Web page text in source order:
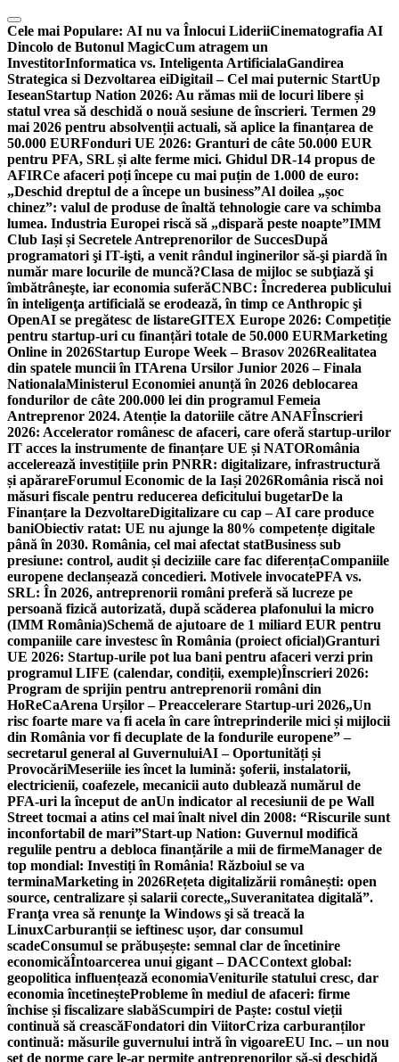
Skip
to
content
Cele mai Populare: AI nu va Înlocui LideriiCinematografia AI
Dincolo de Butonul MagicCum atragem un
InvestitorInformatica vs. Inteligenta ArtificialaGandirea
Strategica si Dezvoltarea eiDigitail – Cel mai puternic StartUp
IeseanStartup Nation 2026: Au rămas mii de locuri libere și
statul vrea să deschidă o nouă sesiune de înscrieri. Termen 29
mai 2026 pentru absolvenții actuali, să aplice la finanțarea de
50.000 EURFonduri UE 2026: Granturi de câte 50.000 EUR
pentru PFA, SRL și alte ferme mici. Ghidul DR-14 propus de
AFIRCe afaceri poți începe cu mai puțin de 1.000 de euro:
„Deschid dreptul de a începe un business”Al doilea „șoc
chinez”: valul de produse de înaltă tehnologie care va schimba
lumea. Industria Europei riscă să „dispară peste noapte”IMM
Club Iași și Secretele Antreprenorilor de SuccesDupă
programatori şi IT-işti, a venit rândul inginerilor să-şi piardă în
număr mare locurile de muncă?Clasa de mijloc se subţiază şi
îmbătrâneşte, iar economia suferăCNBC: Încrederea publicului
în inteligenţa artificială se erodează, în timp ce Anthropic şi
OpenAI se pregătesc de listareGITEX Europe 2026: Competiție
pentru startup-uri cu finanțări totale de 50.000 EURMarketing
Online in 2026Startup Europe Week – Brasov 2026Realitatea
din spatele muncii în ITArena Ursilor Junior 2026 – Finala
NationalaMinisterul Economiei anunță în 2026 deblocarea
fondurilor de câte 200.000 lei din programul Femeia
Antreprenor 2024. Atenție la datoriile către ANAFÎnscrieri
2026: Accelerator românesc de afaceri, care oferă startup-urilor
IT acces la instrumente de finanțare UE și NATORomânia
accelerează investițiile prin PNRR: digitalizare, infrastructură
și apărareForumul Economic de la Iași 2026România riscă noi
măsuri fiscale pentru reducerea deficitului bugetarDe la
Finanțare la DezvoltareDigitalizare cu cap – AI care produce
baniObiectiv ratat: UE nu ajunge la 80% competențe digitale
până în 2030. România, cel mai afectat statBusiness sub
presiune: control, audit și deciziile care fac diferențaCompaniile
europene declanșează concedieri. Motivele invocatePFA vs.
SRL: În 2026, antreprenorii români preferă să lucreze pe
persoană fizică autorizată, după scăderea plafonului la micro
(IMM România)Schemă de ajutoare de 1 miliard EUR pentru
companiile care investesc în România (proiect oficial)Granturi
UE 2026: Startup-urile pot lua bani pentru afaceri verzi prin
programul LIFE (calendar, condiții, exemple)Înscrieri 2026:
Program de sprijin pentru antreprenorii români din
HoReCaArena Urșilor – Preaccelerare Startup-uri 2026„Un
risc foarte mare va fi acela în care întreprinderile mici și mijlocii
din România vor fi decuplate de la fondurile europene” –
secretarul general al GuvernuluiAI – Oportunități și
ProvocăriMeseriile ies încet la lumină: şoferii, instalatorii,
electricienii, coafezele, mecanicii auto dublează numărul de
PFA-uri la început de anUn indicator al recesiunii de pe Wall
Street tocmai a atins cel mai înalt nivel din 2008: “Riscurile sunt
inconfortabil de mari”Start-up Nation: Guvernul modifică
regulile pentru a debloca finanțările a mii de firmeManager de
top mondial: Investiți în România! Războiul se va
terminaMarketing in 2026Rețeta digitalizării românești: open
source, centralizare și salarii corecte„Suveranitatea digitală”.
Franţa vrea să renunţe la Windows şi să treacă la
LinuxCarburanții se ieftinesc ușor, dar consumul
scadeConsumul se prăbușește: semnal clar de încetinire
economicăÎntoarcerea unui gigant – DACContext global:
geopolitica influențează economiaVeniturile statului cresc, dar
economia încetineșteProbleme în mediul de afaceri: firme
închise și fiscalizare slabăScumpiri de Paște: costul vieții
continuă să creascăFondatori din ViitorCriza carburanților
continuă: măsurile guvernului intră în vigoareEU Inc. – un nou
set de norme care le-ar permite antreprenorilor să-și deschidă